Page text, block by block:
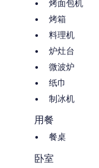
烤面包机
烤箱
料理机
炉灶台
微波炉
纸巾
制冰机
用餐
餐桌
卧室